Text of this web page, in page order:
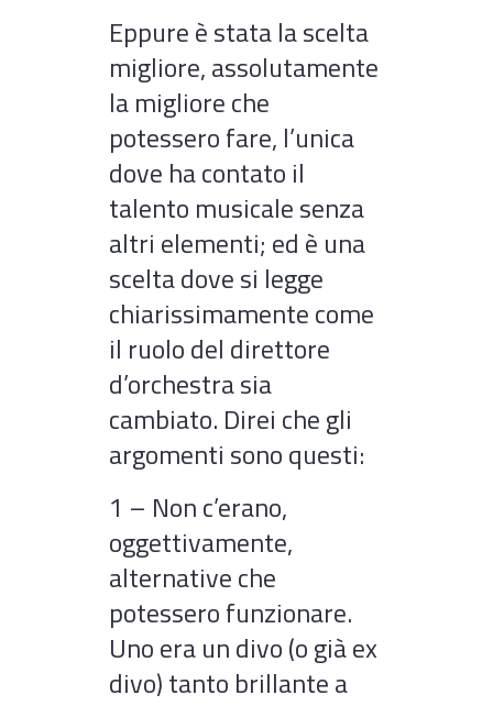
Eppure è stata la scelta
migliore, assolutamente
la migliore che
potessero fare, l’unica
dove ha contato il
talento musicale senza
altri elementi; ed è una
scelta dove si legge
chiarissimamente come
il ruolo del direttore
d’orchestra sia
cambiato. Direi che gli
argomenti sono questi:
1 – Non c’erano,
oggettivamente,
alternative che
potessero funzionare.
Uno era un divo (o già ex
divo) tanto brillante a